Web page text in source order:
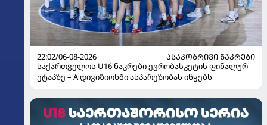
22:02/06-08-2026
ᲐᲡᲐᲙᲝᲑᲠᲘᲕᲘ ᲜᲐᲙᲠᲔᲑᲘ
საქართველოს U16 ნაკრები ევრობასკეტის ფინალურ
ეტაპზე – A დივიზიონში ასპარეზობას იწყებს